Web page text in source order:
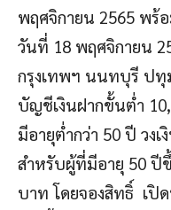
พฤศจิกายน 2565 พร้
วันที่ 18 พฤศจิกายน
กรุงเทพฯ นนทบุรี ปทุ
บัญชีเงินฝากขั้นต่ำ
มีอายุต่ำกว่า 50 ปี วง
สำหรับผู้ที่มีอายุ 50 ปี
บาท โดยจองสิทธิ์ เปิ